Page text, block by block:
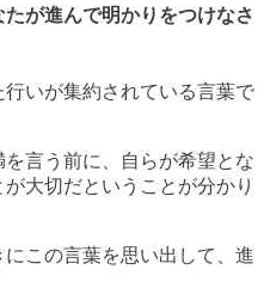
が進んで明かりをつけなさ
いが集約されている言葉で
言う前に、自らが希望とな
大切だということが分かり
この言葉を思い出して、進